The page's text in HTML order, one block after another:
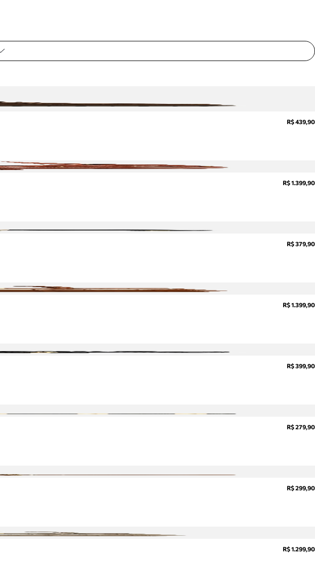
pedidos
devoluções.
R$ 439,90
R$ 1.399,90
R$ 379,90
R$ 1.399,90
R$ 399,90
R$ 279,90
R$ 299,90
R$ 1.299,90